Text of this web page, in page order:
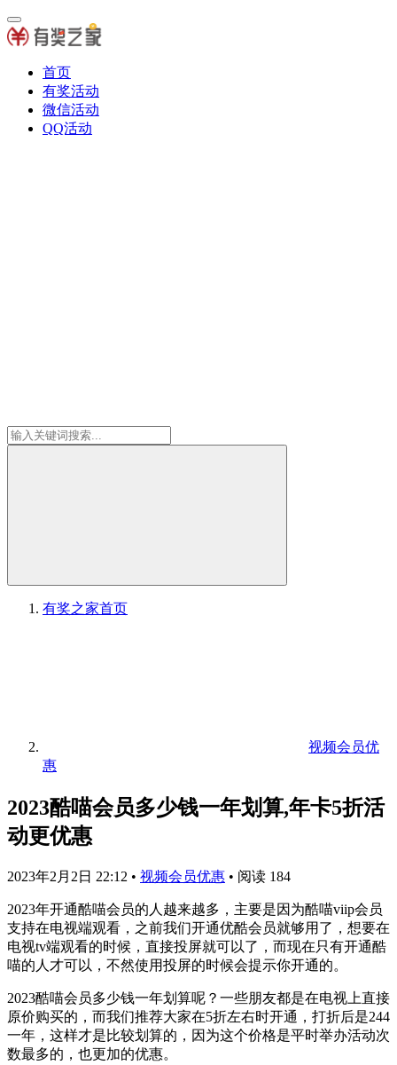
首页
有奖活动
微信活动
QQ活动
有奖之家首页
视频会员优
惠
2023酷喵会员多少钱一年划算,年卡5折活
动更优惠
2023年2月2日 22:12 • 视频会员优惠 • 阅读 184
2023年开通酷喵会员的人越来越多，主要是因为酷喵viip会员
支持在电视端观看，之前我们开通优酷会员就够用了，想要在
电视tv端观看的时候，直接投屏就可以了，而现在只有开通酷
喵的人才可以，不然使用投屏的时候会提示你开通的。
2023酷喵会员多少钱一年划算呢？一些朋友都是在电视上直接
原价购买的，而我们推荐大家在5折左右时开通，打折后是244
一年，这样才是比较划算的，因为这个价格是平时举办活动次
数最多的，也更加的优惠。